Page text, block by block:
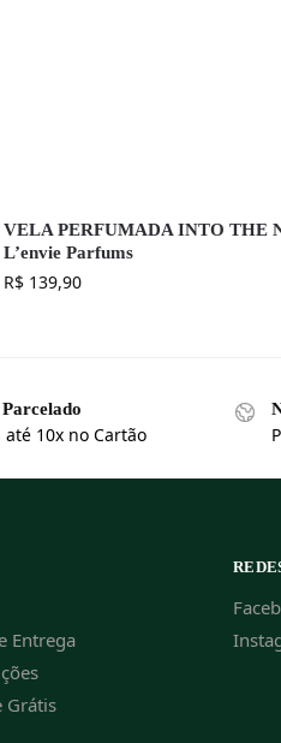
VELA PERFUMADA INTO THE
L’envie Parfums
R$139,90
até 10x no Cartão
Entrega
Grátis